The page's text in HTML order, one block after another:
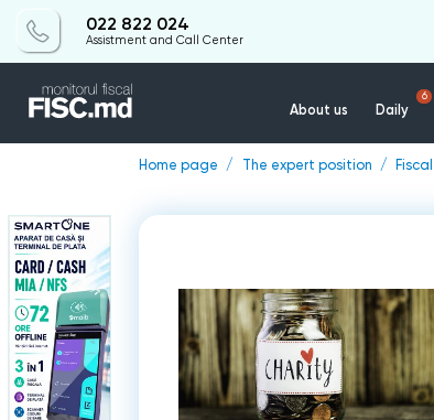
022 822 024
Assistment and Call Center
About us Daily
6
Home page The expert position